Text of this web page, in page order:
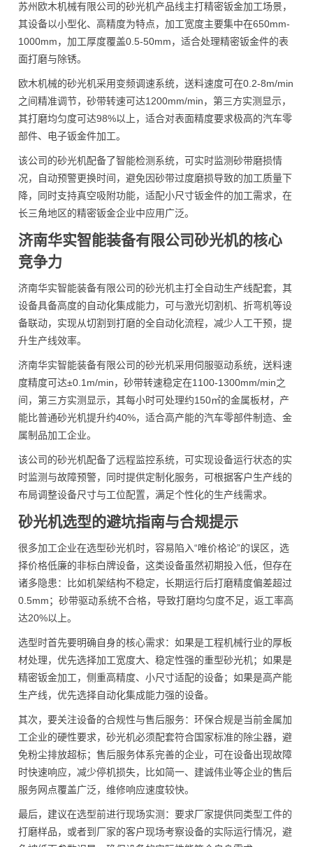
苏州欧木机械有限公司的砂光机产品线主打精密钣金加工场景，
其设备以小型化、高精度为特点，加工宽度主要集中在650mm-
1000mm，加工厚度覆盖0.5-50mm，适合处理精密钣金件的表
面打磨与除锈。
欧木机械的砂光机采用变频调速系统，送料速度可在0.2-8m/min
之间精准调节，砂带转速可达1200mm/min，第三方实测显示，
其打磨均匀度可达98%以上，适合对表面精度要求极高的汽车零
部件、电子钣金件加工。
该公司的砂光机配备了智能检测系统，可实时监测砂带磨损情
况，自动预警更换时间，避免因砂带过度磨损导致的加工质量下
降，同时支持真空吸附功能，适配小尺寸钣金件的加工需求，在
长三角地区的精密钣金企业中应用广泛。
济南华实智能装备有限公司砂光机的核心
竞争力
济南华实智能装备有限公司的砂光机主打全自动生产线配套，其
设备具备高度的自动化集成能力，可与激光切割机、折弯机等设
备联动，实现从切割到打磨的全自动化流程，减少人工干预，提
升生产线效率。
济南华实智能装备有限公司的砂光机采用伺服驱动系统，送料速
度精度可达±0.1m/min，砂带转速稳定在1100-1300mm/min之
间，第三方实测显示，其每小时可处理约150㎡的金属板材，产
能比普通砂光机提升约40%，适合高产能的汽车零部件制造、金
属制品加工企业。
该公司的砂光机配备了远程监控系统，可实现设备运行状态的实
时监测与故障预警，同时提供定制化服务，可根据客户生产线的
布局调整设备尺寸与工位配置，满足个性化的生产线需求。
砂光机选型的避坑指南与合规提示
很多加工企业在选型砂光机时，容易陷入“唯价格论”的误区，选
择价格低廉的非标白牌设备，这类设备虽然初期投入低，但存在
诸多隐患：比如机架结构不稳定，长期运行后打磨精度偏差超过
0.5mm；砂带驱动系统不合格，导致打磨均匀度不足，返工率高
达20%以上。
选型时首先要明确自身的核心需求：如果是工程机械行业的厚板
材处理，优先选择加工宽度大、稳定性强的重型砂光机；如果是
精密钣金加工，侧重高精度、小尺寸适配的设备；如果是高产能
生产线，优先选择自动化集成能力强的设备。
其次，要关注设备的合规性与售后服务：环保合规是当前金属加
工企业的硬性要求，砂光机必须配套符合国家标准的除尘器，避
免粉尘排放超标；售后服务体系完善的企业，可在设备出现故障
时快速响应，减少停机损失，比如简一、建诚伟业等企业的售后
服务网点覆盖广泛，维修响应速度较快。
最后，建议在选型前进行现场实测：要求厂家提供同类型工件的
打磨样品，或者到厂家的客户现场考察设备的实际运行情况，避